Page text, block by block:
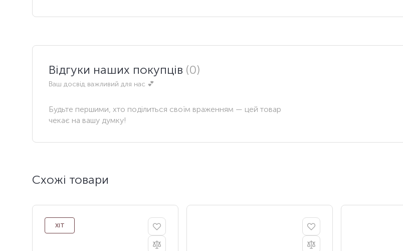
Відгуки наших покупців (0)
Ваш досвід важливий для нас 💕
Будьте першими, хто поділиться своїм враженням — цей товар
чекає на вашу думку!
Схожі товари
ХІТ